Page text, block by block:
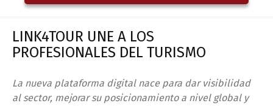
LINK4TOUR UNE A LOS
PROFESIONALES DEL TURISMO
La nueva plataforma digital nace para dar visibilidad
al sector, mejorar su posicionamiento a nivel global y